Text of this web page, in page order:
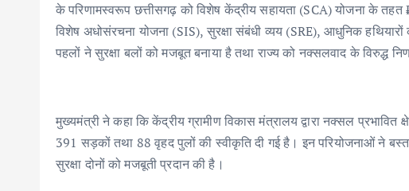
के परिणामस्वरूप छत्तीसगढ़ को विशेष केंद्रीय सहायता (SCA) योजना के
विशेष अधोसंरचना योजना (SIS), सुरक्षा संबंधी व्यय (SRE), आधुनिक
पहलों ने सुरक्षा बलों को मजबूत बनाया है तथा राज्य को नक्सलवाद के विरुद्ध
मुख्यमंत्री ने कहा कि केंद्रीय ग्रामीण विकास मंत्रालय द्वारा नक्सल
391 सड़कों तथा 88 वृहद पुलों की स्वीकृति दी गई है। इन परियोजनाओं ने
सुरक्षा दोनों को मजबूती प्रदान की है।